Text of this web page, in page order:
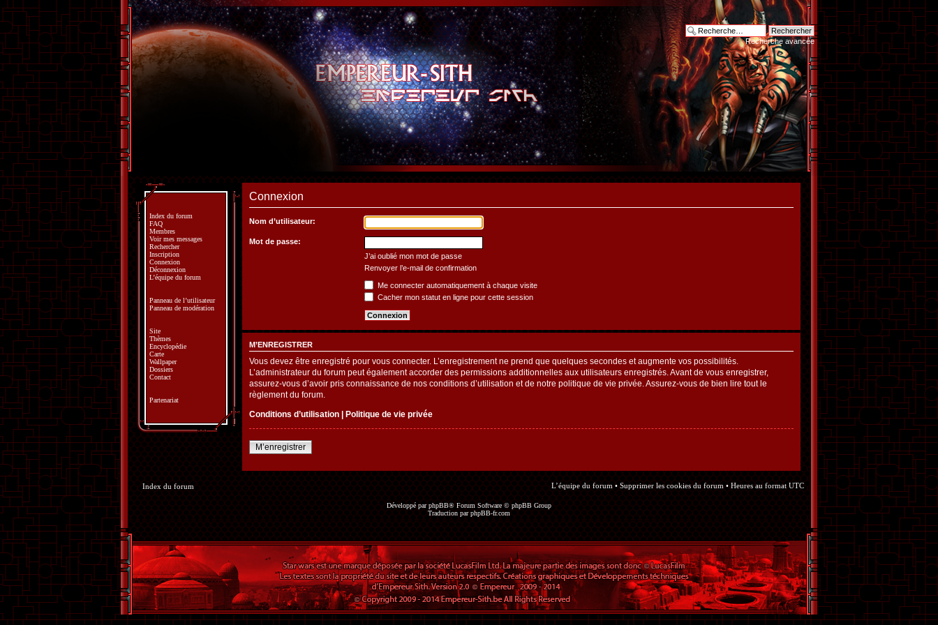
Recherche avancée
Connexion
Nom d’utilisateur:
Mot de passe:
J’ai oublié mon mot de passe
Renvoyer l’e-mail de confirmation
Me connecter automatiquement à chaque visite
Cacher mon statut en ligne pour cette session
M’ENREGISTRER
Vous devez être enregistré pour vous connecter. L’enregistrement ne prend que quelques secondes et augmente vos possibilités.
L’administrateur du forum peut également accorder des permissions additionnelles aux utilisateurs enregistrés. Avant de vous enregistrer,
assurez-vous d’avoir pris connaissance de nos conditions d’utilisation et de notre politique de vie privée. Assurez-vous de bien lire tout le
règlement du forum.
Conditions d’utilisation | Politique de vie privée
M’enregistrer
Index du forum
FAQ
Membres
Voir mes messages
Rechercher
Inscription
Connexion
Déconnexion
L’équipe du forum
Panneau de l’utilisateur
Panneau de modération
Site
Thèmes
Encyclopédie
Carte
Wallpaper
Dossiers
Contact
Partenariat
Index du forum L’équipe du forum • Supprimer les cookies du forum • Heures au format UTC
Développé parphpBB® Forum Software © phpBB Group
Traduction parphpBB-fr.com